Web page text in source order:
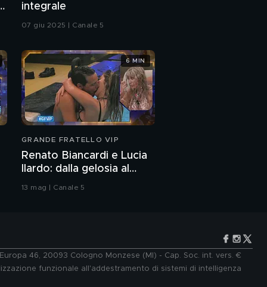
integrale
07 giu 2025 | Canale 5
GRANDE FRATELLO VIP
Renato Biancardi e Lucia
Ilardo: dalla gelosia al
13 mag | Canale 5
6 MIN
46, 20093 Cologno Monzese (MI) - Cap. Soc. int. vers. €
funzionale all'addestramento di sistemi di intelligenza